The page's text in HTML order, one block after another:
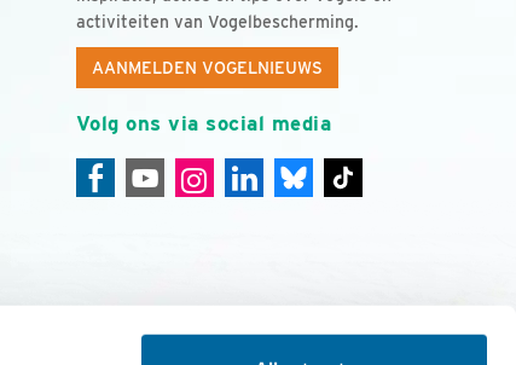
activiteiten van Vogelbescherming.
AANMELDEN VOGELNIEUWS
Volg ons via social media